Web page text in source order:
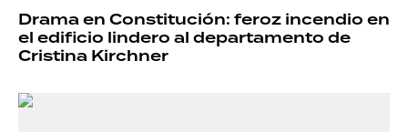
Drama en Constitución: feroz incendio en
el edificio lindero al departamento de
Cristina Kirchner